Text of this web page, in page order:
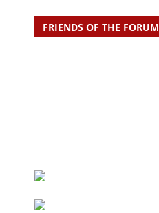
FRIENDS OF THE FORUM